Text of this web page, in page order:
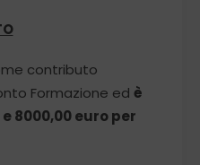
contributo
Formazione ed è
8000,00 euro per